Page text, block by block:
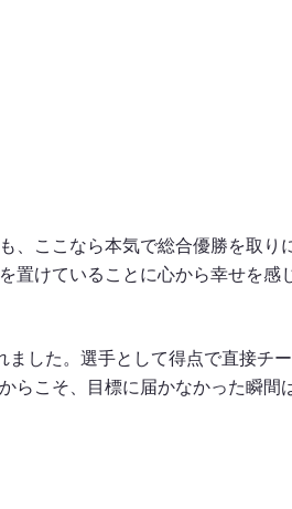
、ここなら本気で総合優勝を取り
置けていることに心から幸せを感
した。選手として得点で直接チ
らこそ、目標に届かなかった瞬間